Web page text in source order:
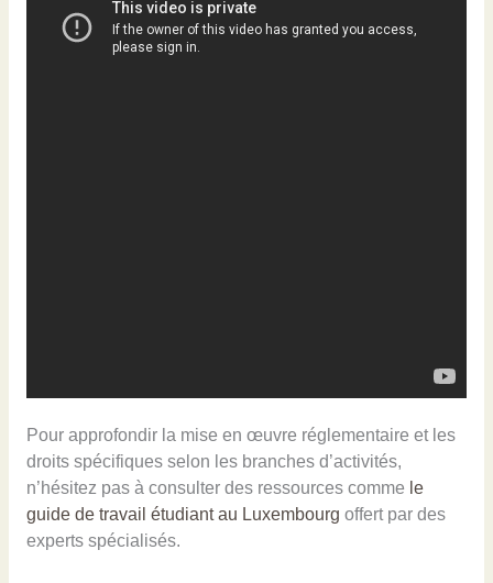
Pour approfondir la mise en œuvre réglementaire et les
droits spécifiques selon les branches d’activités,
n’hésitez pas à consulter des ressources comme le
guide de travail étudiant au Luxembourg offert par des
experts spécialisés.